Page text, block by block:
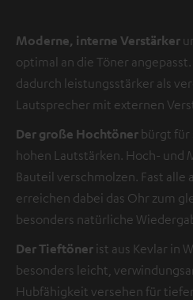
Moderne, interne Verstärker
optimal an die Töner
dadurch leistungsstärker als
Lautsprecher mit externen
Der große Hochtöner bürgt für
hohen Lautstärken. Hoch- und
Bauteil verschmolzen. Fast
erreichen dabei das Ohr zum
besonders natürliche
Der Tieftöner ist aus Kevlar in
besonders leicht,
Hubfähigkeit versehen für